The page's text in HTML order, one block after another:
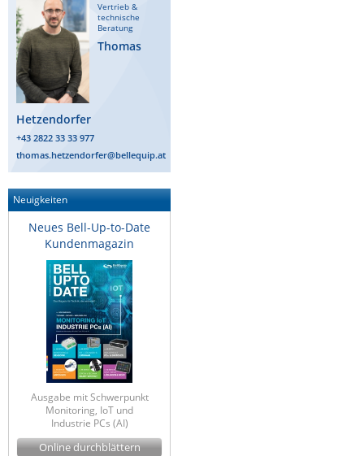
Raritan
Riello UPS
Server Technology
Siretta
SIRIO Antenne
Sunbird
Tactical Software
TEKTELIC
Teltonika
Unwired Networks
Vision
WATTECO
Westermo
Yuasa
ZPE Systems
News zu unseren Herstellern
Vertrieb &
technische
Beratung
Thomas
Hetzendorfer
+43 2822 33 33 977
thomas.hetzendorfer@bellequip.at
Neuigkeiten
Neues Bell-Up-to-Date
Kundenmagazin
Ausgabe mit Schwerpunkt
Monitoring, IoT und
Industrie PCs (AI)
Online durchblättern